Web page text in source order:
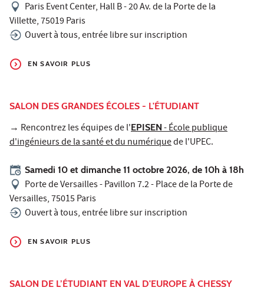
Paris Event Center, Hall B - 20 Av. de la Porte de la
Villette, 75019 Paris
Ouvert à tous, entrée libre sur inscription
EN SAVOIR PLUS
SALON DES GRANDES ÉCOLES - L'ÉTUDIANT
→ Rencontrez les équipes de l'EPISEN- École publique
d'ingénieurs de la santé et du numériquede l'UPEC.
Samedi 10 et dimanche 11 octobre 2026, de 10h à 18h
Porte de Versailles - Pavillon 7.2 - Place de la Porte de
Versailles, 75015 Paris
Ouvert à tous, entrée libre sur inscription
EN SAVOIR PLUS
SALON DE L’ÉTUDIANT EN VAL D'EUROPE À CHESSY